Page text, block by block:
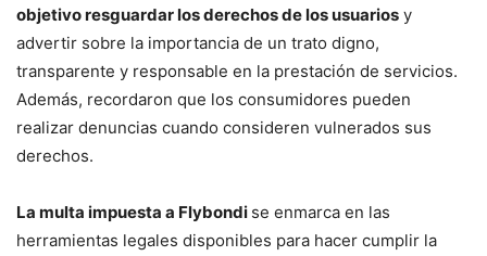
objetivo resguardar los derechos de los usuarios y
advertir sobre la importancia de un trato digno,
transparente y responsable en la prestación de servicios.
Además, recordaron que los consumidores pueden
realizar denuncias cuando consideren vulnerados sus
derechos.
La multa impuesta a Flybondi se enmarca en las
herramientas legales disponibles para hacer cumplir la